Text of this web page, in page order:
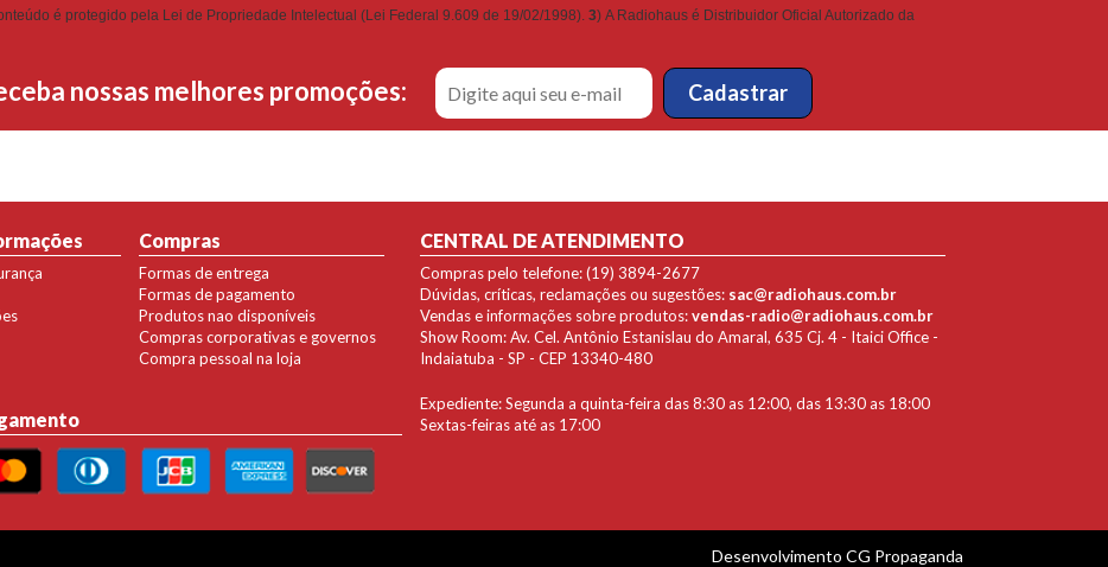
é protegido pela Lei de Propriedade Intelectual (Lei Federal 9.609 de 19/02/1998). 3) A Radiohaus é Distribuidor Oficial Autorizado da
nossas melhores promoções:
Compras
Formas de entrega
Formas de pagamento
Produtos nao disponíveis
Compras corporativas e governos
Compra pessoal na loja
CENTRAL DE ATENDIMENTO
Compras pelo telefone: (19) 3894-2677
Dúvidas, críticas, reclamações ou sugestões: sac@radiohaus.com.br
Vendas e informações sobre produtos:vendas-radio@radiohaus.com.br
Show Room: Av. Cel. Antônio Estanislau do Amaral, 635 Cj. 4 - Itaici Office -
Indaiatuba - SP - CEP 13340-480
Expediente: Segunda a quinta-feira das 8:30 as 12:00, das 13:30 as 18:00
Sextas-feiras até as 17:00
Desenvolvimento CG Propaganda